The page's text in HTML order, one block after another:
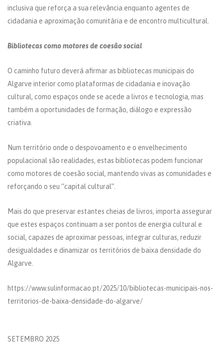
inclusiva que reforça a sua relevância enquanto agentes de
cidadania e aproximação comunitária e de encontro multicultural.
Bibliotecas como motores de coesão social
O caminho futuro deverá afirmar as bibliotecas municipais do
Algarve interior como plataformas de cidadania e inovação
cultural, como espaços onde se acede a livros e tecnologia, mas
também a oportunidades de formação, diálogo e expressão
criativa.
Num território onde o despovoamento e o envelhecimento
populacional são realidades, estas bibliotecas podem funcionar
como motores de coesão social, mantendo vivas as comunidades e
reforçando o seu “capital cultural”.
Mais do que preservar estantes cheias de livros, importa assegurar
que estes espaços continuam a ser pontos de energia cultural e
social, capazes de aproximar pessoas, integrar culturas, reduzir
desigualdades e dinamizar os territórios de baixa densidade do
Algarve.
https://www.sulinformacao.pt/2025/10/bibliotecas-municipais-nos-
territorios-de-baixa-densidade-do-algarve/
SETEMBRO 2025